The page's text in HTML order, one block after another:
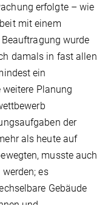
erfolgte – wie
mit einem
wurde
damals in fast allen
ein
Planung
der
als heute auf
musste auch
es
Gebäude